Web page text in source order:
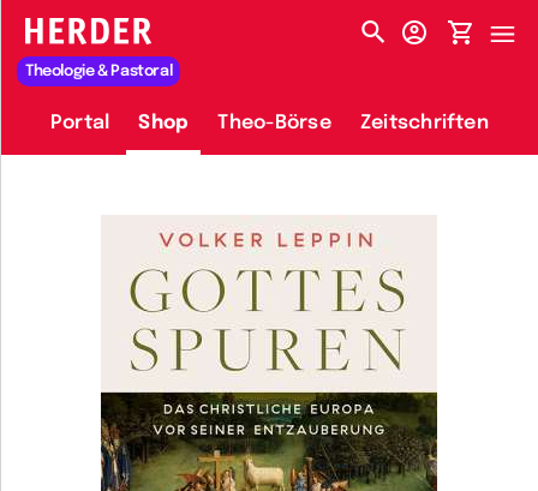
HERDER-MENÜ
Theologie & Pastoral
Portal Shop Theo-Börse Zeitschriften